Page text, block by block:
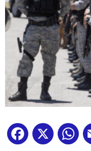
Facebook
X